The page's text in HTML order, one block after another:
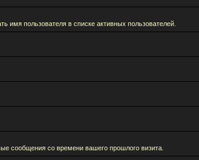
имя пользователя в списке активных пользователей.
сообщения со времени вашего прошлого визита.